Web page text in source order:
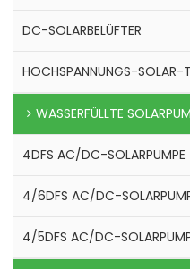
DC-SOLARBELÜFTER
HOCHSPANNUNGS-SOLAR-
WASSERFÜLLTE
4DFS AC/DC-SOLARPUMPE
4/6DFS AC/DC-
4/5DFS AC/DC-